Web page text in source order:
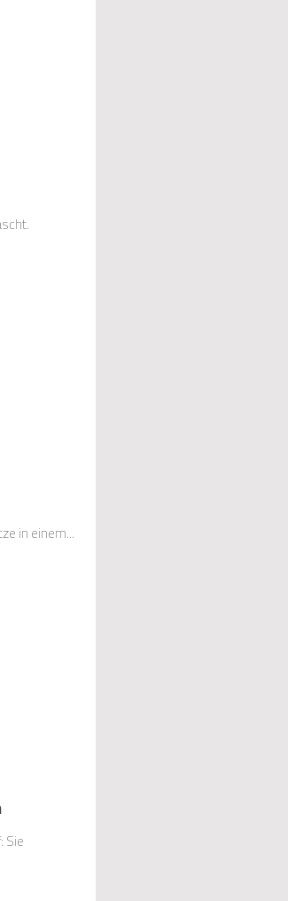
in einem...
Sie